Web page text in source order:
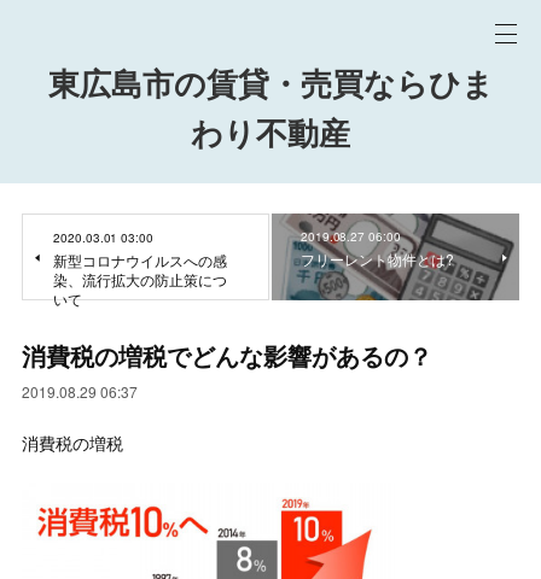
東広島市の賃貸・売買ならひま
わり不動産
2020.03.01 03:00
新型コロナウイルスへの感
染、流行拡大の防止策につ
いて
2019.08.27 06:00
フリーレント物件とは?
消費税の増税でどんな影響があるの？
2019.08.29 06:37
消費税の増税